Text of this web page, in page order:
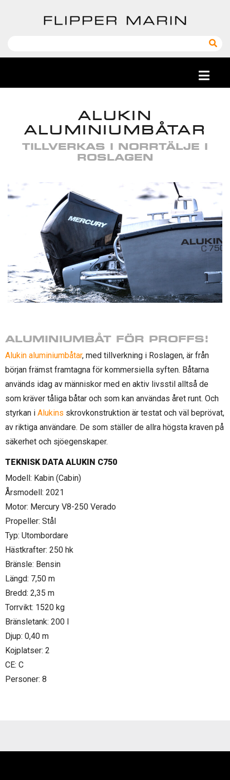
ALUKIN
ALUMINIUMBÅTAR
TILLVERKAS I NORRTÄLJE I
ROSLAGEN
ALUMINIUMBÅT FÖR PROFFS!
Alukin aluminiumbåtar, med tillverkning i Roslagen, är från
början främst framtagna för kommersiella syften. Båtarna
används idag av människor med en aktiv livsstil alltså de
som kräver tåliga båtar och som kan användas året runt. Och
styrkan i Alukins skrovkonstruktion är testat och väl beprövat,
av riktiga användare. De som ställer de allra högsta kraven på
säkerhet och sjöegenskaper.
TEKNISK DATA ALUKIN C750
Modell: Kabin (Cabin)
Årsmodell: 2021
Motor: Mercury V8-250 Verado
Propeller: Stål
Typ: Utombordare
Hästkrafter: 250 hk
Bränsle: Bensin
Längd: 7,50 m
Bredd: 2,35 m
Torrvikt: 1520 kg
Bränsletank: 200 l
Djup: 0,40 m
Kojplatser: 2
CE: C
Personer: 8